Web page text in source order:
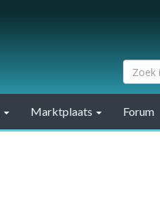
Marktplaats Forum